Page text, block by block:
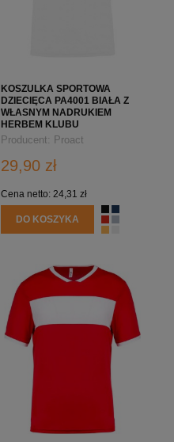
KOSZULKA SPORTOWA
DZIECIĘCA PA4001 BIAŁA Z
WŁASNYM NADRUKIEM
HERBEM KLUBU
Producent: Proact
29,90 zł
Cena netto: 24,31 zł
DO KOSZYKA